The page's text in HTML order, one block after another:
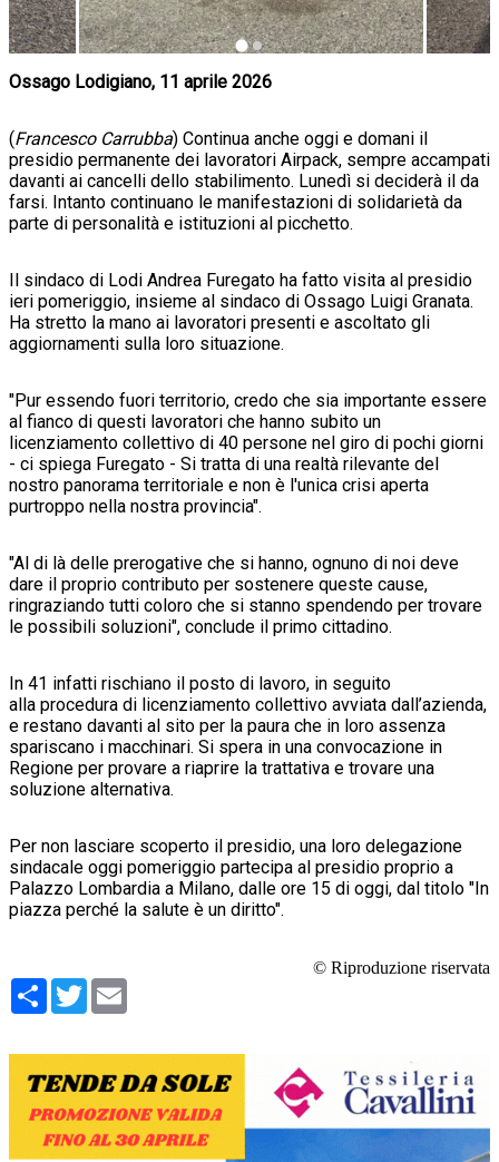
Ossago Lodigiano, 11 aprile 2026
(Francesco Carrubba) Continua anche oggi e domani il
presidio permanente dei lavoratori Airpack, sempre accampati
davanti ai cancelli dello stabilimento. Lunedì si deciderà il da
farsi. Intanto continuano le manifestazioni di solidarietà da
parte di personalità e istituzioni al picchetto.
Il sindaco di Lodi Andrea Furegato ha fatto visita al presidio
ieri pomeriggio, insieme al sindaco di Ossago Luigi Granata.
Ha stretto la mano ai lavoratori presenti e ascoltato gli
aggiornamenti sulla loro situazione.
"Pur essendo fuori territorio, credo che sia importante essere
al fianco di questi lavoratori che hanno subito un
licenziamento collettivo di 40 persone nel giro di pochi giorni
- ci spiega Furegato - Si tratta di una realtà rilevante del
nostro panorama territoriale e non è l'unica crisi aperta
purtroppo nella nostra provincia".
"Al di là delle prerogative che si hanno, ognuno di noi deve
dare il proprio contributo per sostenere queste cause,
ringraziando tutti coloro che si stanno spendendo per trovare
le possibili soluzioni", conclude il primo cittadino.
In 41 infatti rischiano il posto di lavoro, in seguito
alla procedura di licenziamento collettivo avviata dall’azienda,
e restano davanti al sito per la paura che in loro assenza
spariscano i macchinari. Si spera in una convocazione in
Regione per provare a riaprire la trattativa e trovare una
soluzione alternativa.
Per non lasciare scoperto il presidio, una loro delegazione
sindacale oggi pomeriggio partecipa al presidio proprio a
Palazzo Lombardia a Milano, dalle ore 15 di oggi, dal titolo "In
piazza perché la salute è un diritto".
© Riproduzione riservata
Condividi
Twitter